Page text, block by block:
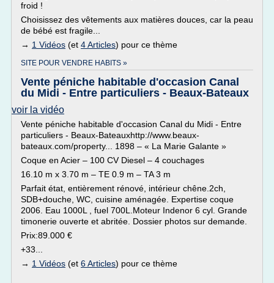
froid !
Choisissez des vêtements aux matières douces, car la peau
de bébé est fragile...
→ 1 Vidéos (et 4 Articles) pour ce thème
SITE POUR VENDRE HABITS »
Vente péniche habitable d'occasion Canal
du Midi - Entre particuliers - Beaux-Bateaux
voir la vidéo
Vente péniche habitable d'occasion Canal du Midi - Entre
particuliers - Beaux-Bateauxhttp://www.beaux-
bateaux.com/property... 1898 – « La Marie Galante »
Coque en Acier – 100 CV Diesel – 4 couchages
16.10 m x 3.70 m – TE 0.9 m – TA 3 m
Parfait état, entièrement rénové, intérieur chêne.2ch,
SDB+douche, WC, cuisine aménagée. Expertise coque
2006. Eau 1000L , fuel 700L.Moteur Indenor 6 cyl. Grande
timonerie ouverte et abritée. Dossier photos sur demande.
Prix:89.000 €
+33...
→ 1 Vidéos (et 6 Articles) pour ce thème